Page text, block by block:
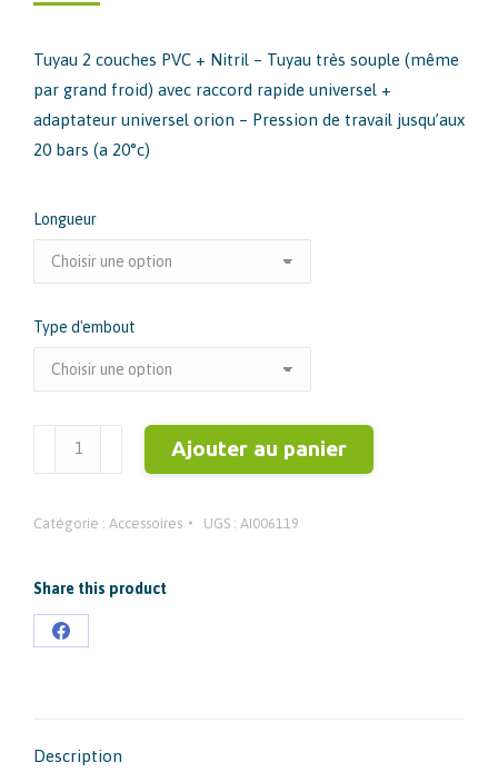
Tuyau 2 couches PVC + Nitril – Tuyau très souple (même
par grand froid) avec raccord rapide universel +
adaptateur universel orion – Pression de travail jusqu’aux
20 bars (a 20°c)
Longueur
Type d'embout
quantité
FIL-
8X14MM
AVEC
RACCORDS
Ajouter au panier
Catégorie : Accessoires UGS : AI006119
Share this product
Partager
Description